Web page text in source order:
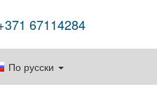
67114284
По русски